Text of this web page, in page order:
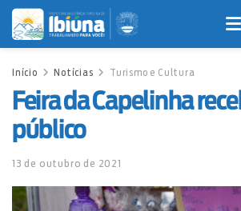
Início Notícias Turismo e Cultura
Feira da Capelinha
público
13 de outubro de 2021